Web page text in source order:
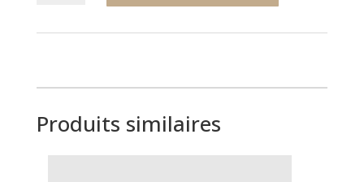
Produits similaires